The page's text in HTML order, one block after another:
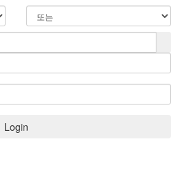
Login